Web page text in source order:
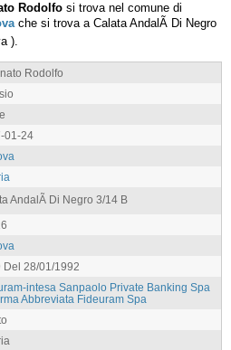
Rodolfo si trova nel comune di
che si trova a Calata AndalÃ Di Negro
).
Rodolfo
01-24
AndalÃ Di Negro 3/14 B
Del 28/01/1992
intesa Sanpaolo Private Banking Spa
Abbreviata Fideuram Spa